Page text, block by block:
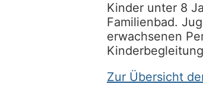
Kinder unter 8
Familienbad.
erwachsenen
Zur Übersicht